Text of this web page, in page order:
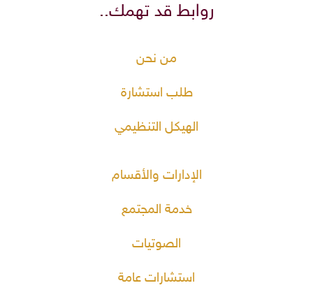
روابط قد تهمك..
من نحن
طلب استشارة
الهيكل التنظيمي
الإدارات والأقسام
خدمة المجتمع
الصوتيات
استشارات عامة